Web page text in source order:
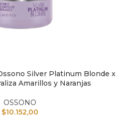
Silver Platinum Blonde x
Amarillos y Naranjas
OSSONO
$10.152,00